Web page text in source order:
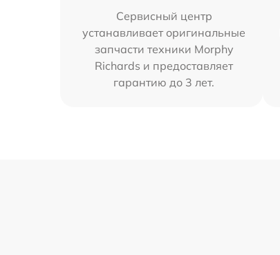
Сервисный центр
устанавливает оригинальные
запчасти техники Morphy
Richards и предоставляет
гарантию до 3 лет.